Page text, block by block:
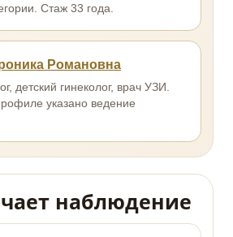
Стаж 33 года.
Романовна
детский гинеколог, врач УЗИ.
указано ведение
наблюдение